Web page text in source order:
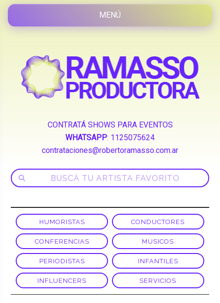
CONTRATÁ SHOWS PARA EVENTOS
WHATSAPP: 1125075624
contrataciones@robertoramasso.com.ar
HUMORISTAS CONDUCTORES
CONFERENCIAS MUSICOS
PERIODISTAS INFANTILES
INFLUENCERS SERVICIOS